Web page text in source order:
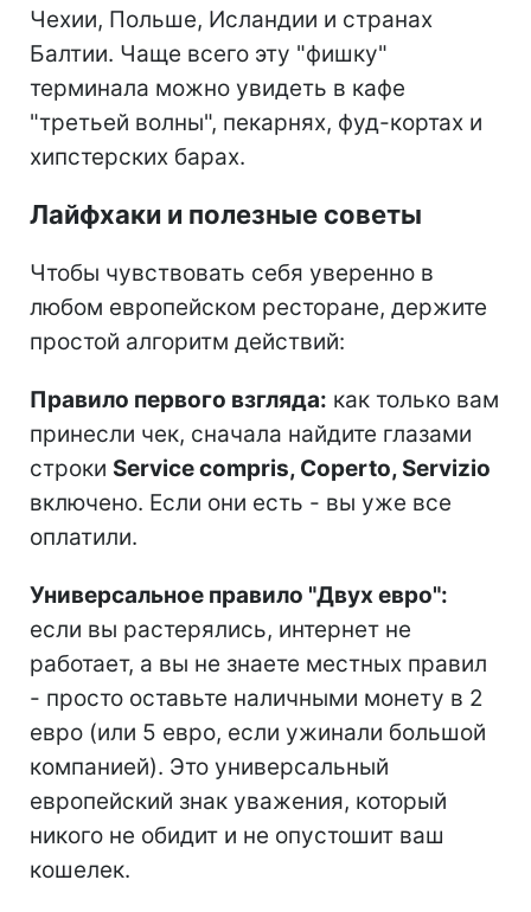
Чехии, Польше, Исландии и странах
Балтии. Чаще всего эту "фишку"
терминала можно увидеть в кафе
"третьей волны", пекарнях, фуд-кортах и
хипстерских барах.
Лайфхаки и полезные советы
Чтобы чувствовать себя уверенно в
любом европейском ресторане, держите
простой алгоритм действий:
Правило первого взгляда: как только вам
принесли чек, сначала найдите глазами
строки Service compris, Coperto, Servizio
включено. Если они есть - вы уже все
оплатили.
Универсальное правило "Двух евро":
если вы растерялись, интернет не
работает, а вы не знаете местных правил
- просто оставьте наличными монету в 2
евро (или 5 евро, если ужинали большой
компанией). Это универсальный
европейский знак уважения, который
никого не обидит и не опустошит ваш
кошелек.